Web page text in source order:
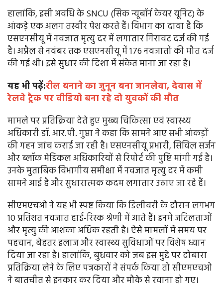
हालांकि, इसी अवधि के SNCU (सिक न्यूबॉर्न केयर यूनिट) के
आंकड़े एक अलग तस्वीर पेश करते हैं। विभाग का दावा है कि
एसएनसीयू में नवजात मृत्यु दर में लगातार गिरावट दर्ज की गई
है। अप्रैल से नवंबर तक एसएनसीयू में 176 नवजातों की मौत दर्ज
की गई थी। इसे सुधार की दिशा में संकेत माना जा रहा है।
यह भी पढ़ें:रील बनाने का जुनून बना जानलेवा, देवास में
रेलवे ट्रैक पर वीडियो बना रहे दो युवकों की मौत
मामले पर प्रतिक्रिया देते हुए मुख्य चिकित्सा एवं स्वास्थ्य
अधिकारी डॉ. आर.पी. गुप्ता ने कहा कि सामने आए सभी आंकड़ों
की गहन जांच कराई जा रही है। एसएनसीयू प्रभारी, सिविल सर्जन
और ब्लॉक मेडिकल अधिकारियों से रिपोर्ट की पुष्टि मांगी गई है।
उनके मुताबिक विभागीय समीक्षा में नवजात मृत्यु दर में कमी
सामने आई है और सुधारात्मक कदम लगातार उठाए जा रहे हैं।
सीएमएचओ ने यह भी स्पष्ट किया कि डिलीवरी के दौरान लगभग
10 प्रतिशत नवजात हाई-रिस्क श्रेणी में आते हैं। इनमें जटिलताओं
और मृत्यु की आशंका अधिक रहती है। ऐसे मामलों में समय पर
पहचान, बेहतर इलाज और स्वास्थ्य सुविधाओं पर विशेष ध्यान
दिया जा रहा है। हालांकि, बुधवार को जब इस मुद्दे पर दोबारा
प्रतिक्रिया लेने के लिए पत्रकारों ने संपर्क किया तो सीएमएचओ
ने बातचीत से इनकार कर दिया और मौके से रवाना हो गए।